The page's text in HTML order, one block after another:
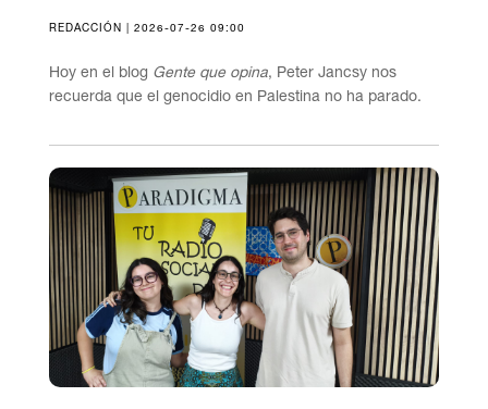
REDACCIÓN | 2026-07-26 09:00
Hoy en el blog Gente que opina, Peter Jancsy nos
recuerda que el genocidio en Palestina no ha parado.